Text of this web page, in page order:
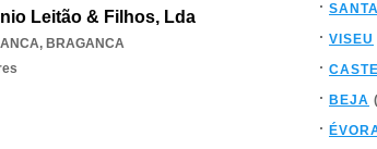
Leitão & Filhos, Lda
, BRAGANCA
VISEU
BEJA